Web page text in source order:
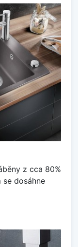
z cca 80%
dosáhne